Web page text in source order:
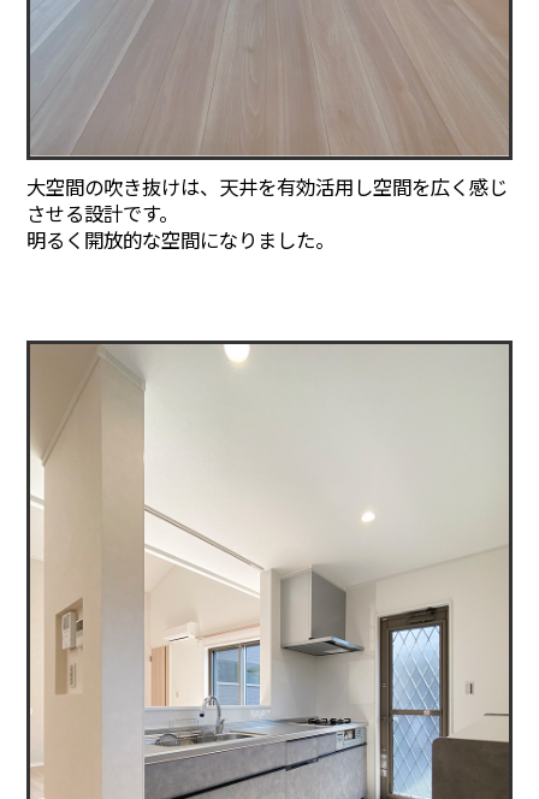
大空間の吹き抜けは、天井を有効活用し空間を広く感じ
させる設計です。
明るく開放的な空間になりました。